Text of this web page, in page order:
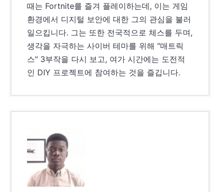
때는 Fortnite를 즐겨 플레이하는데, 이는 게임
환경에서 디지털 보안에 대한 그의 관심을 불러
일으킵니다. 그는 또한 전국적으로 체스를 두며,
생각을 자극하는 사이버 테마를 위해 "매트릭
스" 3부작을 다시 보고, 여가 시간에는 도전적
인 DIY 프로젝트에 참여하는 것을 즐깁니다.